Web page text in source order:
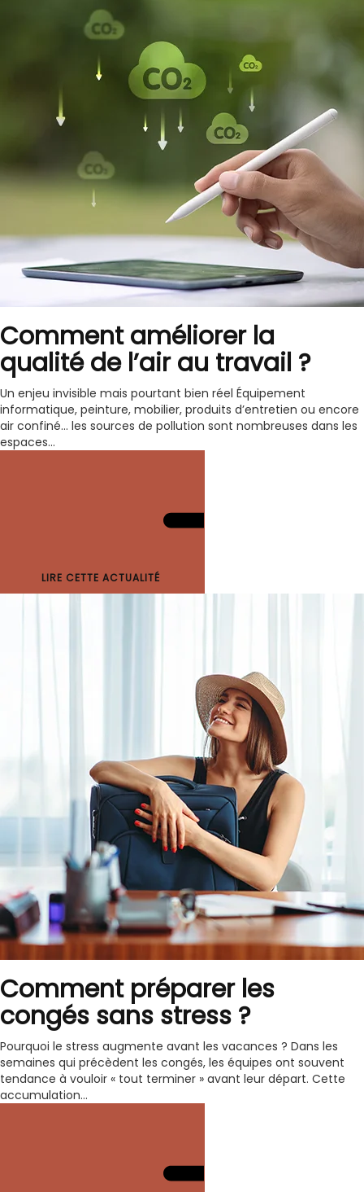
Comment améliorer la
qualité de l’air au travail ?
Un enjeu invisible mais pourtant bien réel Équipement
informatique, peinture, mobilier, produits d’entretien ou encore
air confiné… les sources de pollution sont nombreuses dans les
espaces...
LIRE CETTE ACTUALITÉ
Comment préparer les
congés sans stress ?
Pourquoi le stress augmente avant les vacances ? Dans les
semaines qui précèdent les congés, les équipes ont souvent
tendance à vouloir « tout terminer » avant leur départ. Cette
accumulation...